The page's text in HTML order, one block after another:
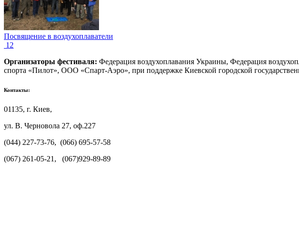
Посвящение в воздухоплаватели
1 2
Организаторы фестиваля: Федерация воздухоплавания Украины, Федерация
спорта «Пилот», ООО «Спарт-Аэро», при поддержке Киевской городской
Контакты:
01135, г. Киев,
ул. В. Черновола 27, оф.227
(044) 227-73-76, (066) 695-57-58
(067) 261-05-21, (067)929-89-89